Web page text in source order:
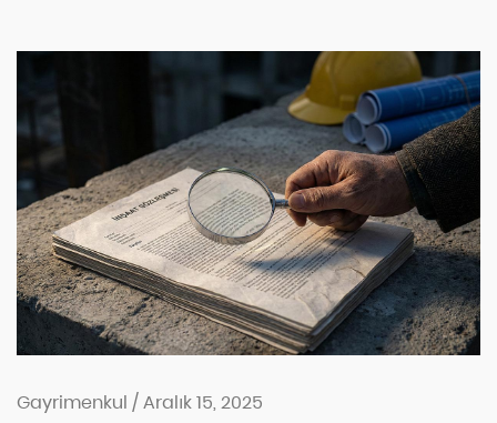
Gayrimenkul /Aralık 15, 2025